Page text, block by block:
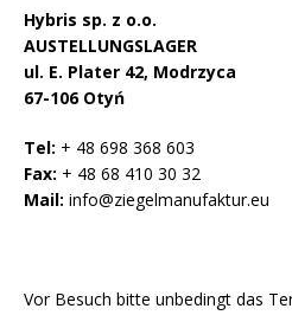
Hybris sp. z o.o.
AUSTELLUNGSLAGER
ul. E. Plater 42, Modrzyca
67-106 Otyń
Tel: + 48 698 368 603
Fax: + 48 68 410 30 32
Mail: info@ziegelmanufaktur.eu
Vor Besuch bitte unbedingt das